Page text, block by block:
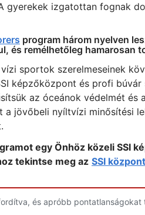
gyerekek izgatottan fognak
program három nyelven
és remélhetőleg hamarosan
sportok szerelmeseinek
képzőközpont és profi
az óceánok védelmét
a jövőbeli nyíltvízi minősítési
egy Önhöz közeli SSI
tekintse meg az SSI
és apróbb